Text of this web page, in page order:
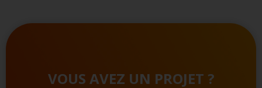
VOUS AVEZ UN PROJET ?